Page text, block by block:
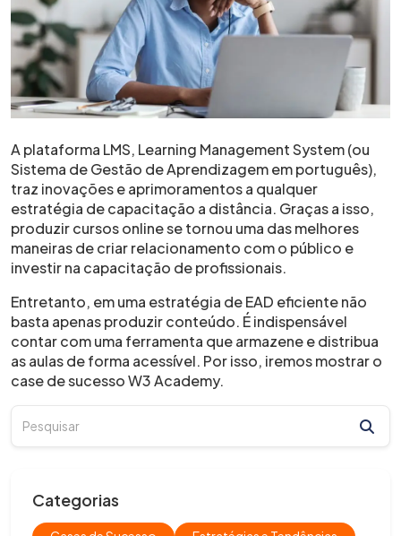
Categorias
A plataforma LMS, Learning Management System (ou
Sistema de Gestão de Aprendizagem em português),
traz inovações e aprimoramentos a qualquer
estratégia de capacitação a distância. Graças a isso,
produzir cursos online se tornou uma das melhores
maneiras de criar relacionamento com o público e
investir na capacitação de profissionais.
Entretanto, em uma estratégia de EAD eficiente não
basta apenas produzir conteúdo. É indispensável
contar com uma ferramenta que armazene e distribua
as aulas de forma acessível. Por isso, iremos mostrar o
case de sucesso W3 Academy.